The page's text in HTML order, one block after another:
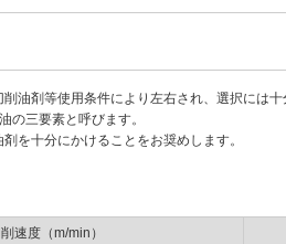
油剤等使用条件により左右され、選択には十
の三要素と呼びます。
を十分にかけることをお奨めします。
速度（m/min）